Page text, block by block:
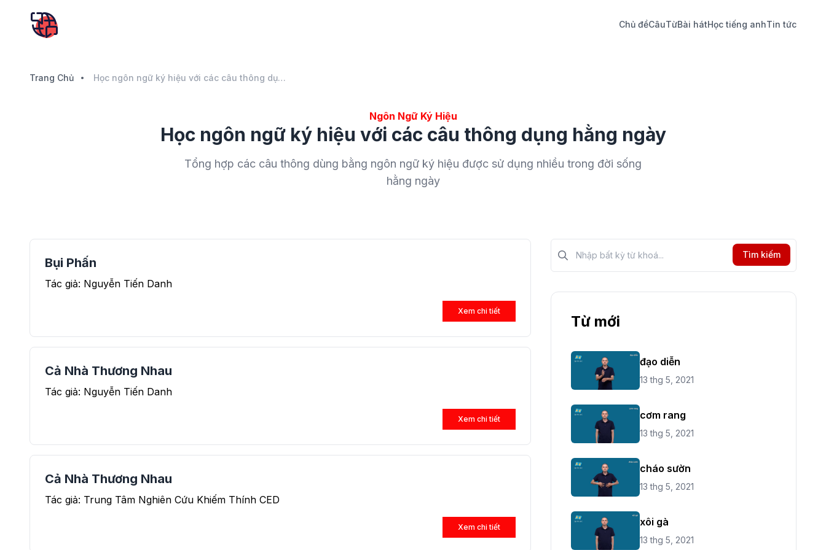
Chủ đềCâuTừBài hátHọc tiếng anhTin tức
Trang Chủ Học ngôn ngữ ký hiệu với các câu thông dụng hằng ngày
Ngôn Ngữ Ký Hiệu
Học ngôn ngữ ký hiệu với các câu thông dụng hằng ngày
Tổng hợp các câu thông dùng bằng ngôn ngữ ký hiệu được sử dụng nhiều trong đời sống
hằng ngày
Bụi Phấn
Tác giả: Nguyễn Tiến Danh
Xem chi tiết
Cả Nhà Thương Nhau
Tác giả: Nguyễn Tiến Danh
Xem chi tiết
Cả Nhà Thương Nhau
Tác giả: Trung Tâm Nghiên Cứu Khiếm Thính CED
Xem chi tiết
Tìm kiếm?>
Tìm kiếm
Từ mới
đạo diễn
13 thg 5, 2021
cơm rang
13 thg 5, 2021
cháo sườn
13 thg 5, 2021
xôi gà
13 thg 5, 2021